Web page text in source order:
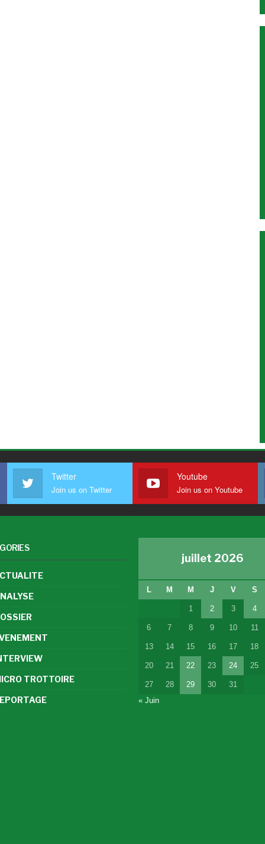
Twitter
Join us on Twitter
Youtube
Join us on Youtube
TROTTOIRE
juillet 2026
L M M J V S
1 2 3 4
6 7 8 9 10 11
13 14 15 16 17 18
20 21 22 23 24 25
27 28 29 30
31
« Juin